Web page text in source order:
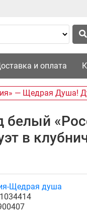
и оплата
— Щедрая Душа!
белый
в
Щедрая душа
1034414